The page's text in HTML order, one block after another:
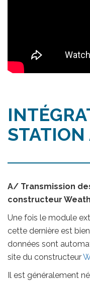
STATION
A/ Transmission
constructeur
Une fois le module
cette dernière est
données sont
site du constructeur
Il est généralement